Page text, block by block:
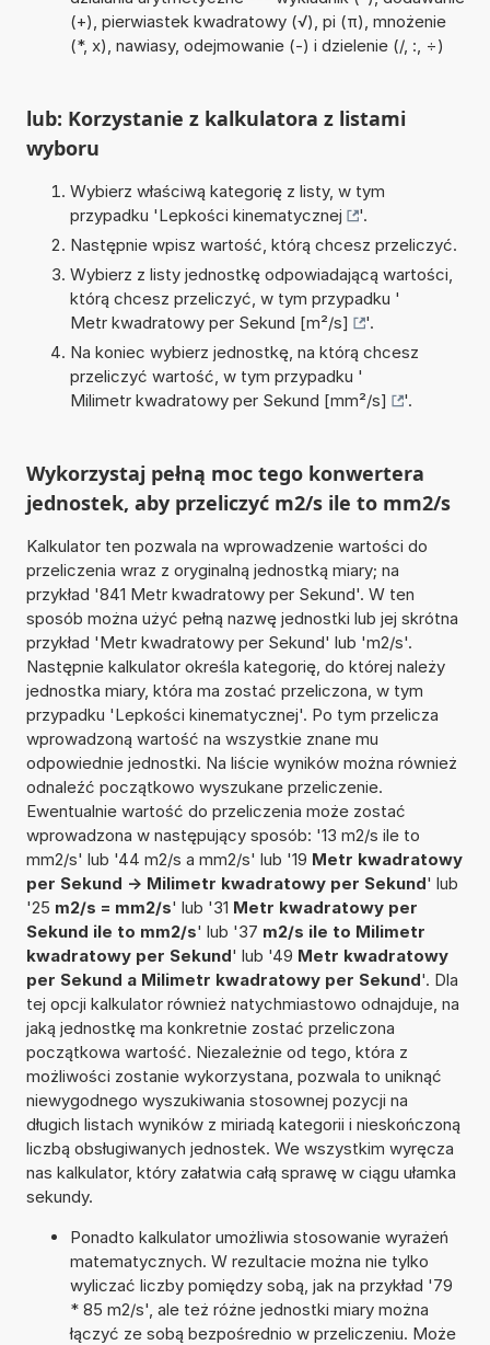
(+), pierwiastek kwadratowy (√), pi (π), mnożenie
(*, x), nawiasy, odejmowanie (-) i dzielenie (/, :, ÷)
lub: Korzystanie z kalkulatora z listami
wyboru
Wybierz właściwą kategorię z listy, w tym
przypadku 'Lepkości kinematycznej
'.
Następnie wpisz wartość, którą chcesz przeliczyć.
Wybierz z listy jednostkę odpowiadającą wartości,
którą chcesz przeliczyć, w tym przypadku '
Metr kwadratowy per Sekund [m²/s]
'.
Na koniec wybierz jednostkę, na którą chcesz
przeliczyć wartość, w tym przypadku '
Milimetr kwadratowy per Sekund [mm²/s]
'.
Wykorzystaj pełną moc tego konwertera
jednostek, aby przeliczyć m2/s ile to mm2/s
Kalkulator ten pozwala na wprowadzenie wartości do
przeliczenia wraz z oryginalną jednostką miary; na
przykład '841 Metr kwadratowy per Sekund'. W ten
sposób można użyć pełną nazwę jednostki lub jej skrótna
przykład 'Metr kwadratowy per Sekund' lub 'm2/s'.
Następnie kalkulator określa kategorię, do której należy
jednostka miary, która ma zostać przeliczona, w tym
przypadku 'Lepkości kinematycznej'. Po tym przelicza
wprowadzoną wartość na wszystkie znane mu
odpowiednie jednostki. Na liście wyników można również
odnaleźć początkowo wyszukane przeliczenie.
Ewentualnie wartość do przeliczenia może zostać
wprowadzona w następujący sposób: '13 m2/s ile to
mm2/s' lub '44 m2/s a mm2/s' lub '19 Metr kwadratowy
per Sekund -> Milimetr kwadratowy per Sekund' lub
'25 m2/s = mm2/s' lub '31 Metr kwadratowy per
Sekund ile to mm2/s' lub '37 m2/s ile to Milimetr
kwadratowy per Sekund' lub '49 Metr kwadratowy
per Sekund a Milimetr kwadratowy per Sekund'. Dla
tej opcji kalkulator również natychmiastowo odnajduje, na
jaką jednostkę ma konkretnie zostać przeliczona
początkowa wartość. Niezależnie od tego, która z
możliwości zostanie wykorzystana, pozwala to uniknąć
niewygodnego wyszukiwania stosownej pozycji na
długich listach wyników z miriadą kategorii i nieskończoną
liczbą obsługiwanych jednostek. We wszystkim wyręcza
nas kalkulator, który załatwia całą sprawę w ciągu ułamka
sekundy.
Ponadto kalkulator umożliwia stosowanie wyrażeń
matematycznych. W rezultacie można nie tylko
wyliczać liczby pomiędzy sobą, jak na przykład '79
* 85 m2/s', ale też różne jednostki miary można
łączyć ze sobą bezpośrednio w przeliczeniu. Może